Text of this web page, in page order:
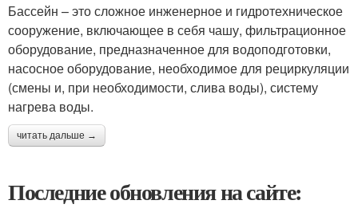
Бассейн – это сложное инженерное и гидротехническое
сооружение, включающее в себя чашу, фильтрационное
оборудование, предназначенное для водоподготовки,
насосное оборудование, необходимое для рециркуляции
(смены и, при необходимости, слива воды), систему
нагрева воды.
читать дальше →
Последние обновления на сайте: